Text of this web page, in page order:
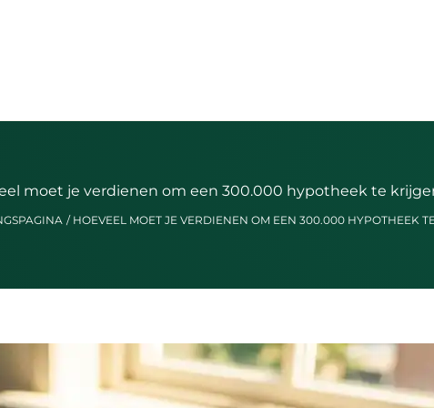
moet je verdienen om een 300.000 hypotheek te
HOEVEEL MOET JE VERDIENEN OM EEN 300.000 HYPOTHEEK